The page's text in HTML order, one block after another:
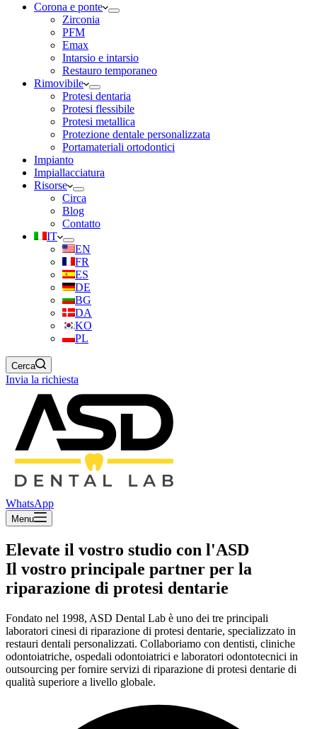
Corona e ponte
Zirconia
PFM
Emax
Intarsio e intarsio
Restauro temporaneo
Rimovibile
Protesi dentaria
Protesi flessibile
Protesi metallica
Protezione dentale personalizzata
Portamateriali ortodontici
Impianto
Impiallacciatura
Risorse
Circa
Blog
Contatto
IT
EN
FR
ES
DE
BG
DA
KO
PL
Cerca
Invia la richiesta
WhatsApp
Menu
Elevate il vostro studio con l'ASD
Il vostro principale partner per la
riparazione di protesi dentarie
Fondato nel 1998, ASD Dental Lab è uno dei tre principali
laboratori cinesi di riparazione di protesi dentarie, specializzato in
restauri dentali personalizzati. Collaboriamo con dentisti, cliniche
odontoiatriche, ospedali odontoiatrici e laboratori odontotecnici in
outsourcing per fornire servizi di riparazione di protesi dentarie di
qualità superiore a livello globale.